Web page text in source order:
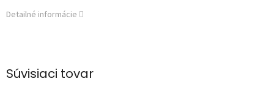
Detailné informácie
Súvisiaci tovar